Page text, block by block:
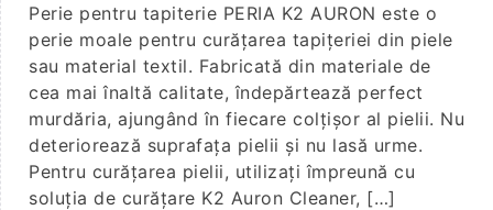
Perie pentru tapiterie PERIA K2 AURON este o
perie moale pentru curățarea tapițeriei din piele
sau material textil. Fabricată din materiale de
cea mai înaltă calitate, îndepărtează perfect
murdăria, ajungând în fiecare colțișor al pielii. Nu
deteriorează suprafața pielii și nu lasă urme.
Pentru curățarea pielii, utilizați împreună cu
soluția de curățare K2 Auron Cleaner, […]